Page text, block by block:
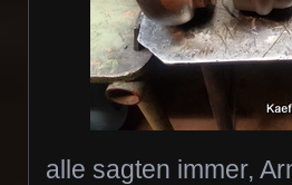
alle sagten immer,